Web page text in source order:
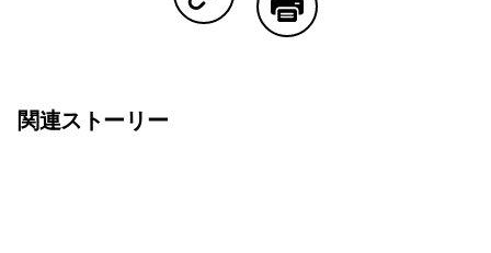
Copy Linkで共有する
関連ストーリー